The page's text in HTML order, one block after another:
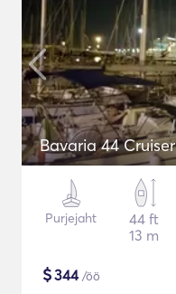
Bavaria 44 Cruiser
Purjejaht
44 ft
13 m
$344/öö